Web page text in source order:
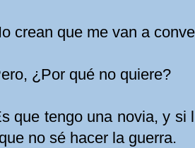
crean que me van a
¿Por qué no quiere?
que tengo una novia, y si
no sé hacer la guerra.